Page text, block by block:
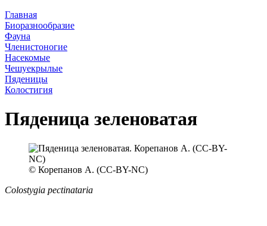
Главная
Биоразнообразие
Фауна
Членистоногие
Насекомые
Чешуекрылые
Пяденицы
Колостигия
Пяденица зеленоватая
© Корепанов А. (CC-BY-NC)
Colostygia pectinataria